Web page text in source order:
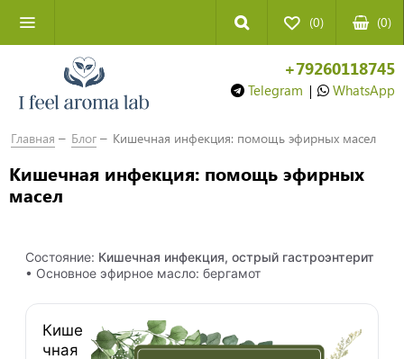
(0) (0)
+79260118745
Telegram | WhatsApp
Главная Блог Кишечная инфекция: помощь эфирных масел
Кишечная инфекция: помощь эфирных
масел
Состояние: Кишечная инфекция, острый гастроэнтерит
• Основное эфирное масло: бергамот
Кише
чная